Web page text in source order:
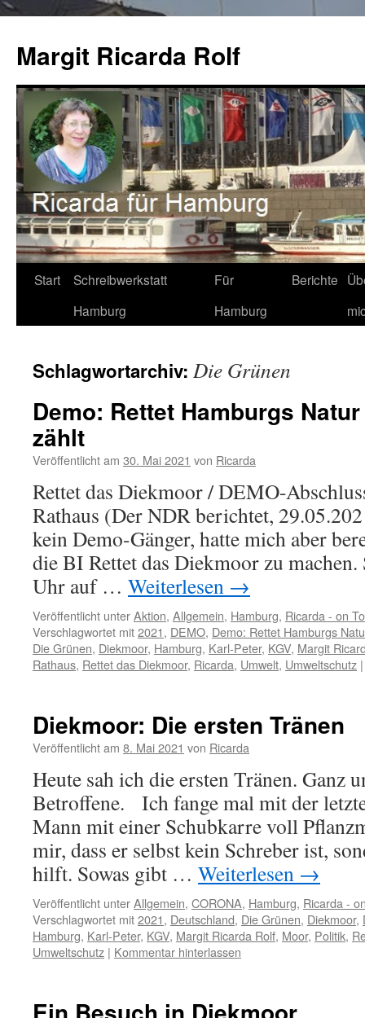
springen
Margit Ricarda Rolf
Start
Schreibwerkstatt
Hamburg
Für
Hamburg
Berichte
Schlagwortarchiv: Die Grünen
Demo: Rettet Hamburgs
zählt
Veröffentlicht am 30. Mai 2021 von Ricarda
Rettet das Diekmoor / DEMO-
Rathaus (Der NDR berichtet,
kein Demo-Gänger, hatte mich aber
die BI Rettet das Diekmoor zu
Uhr auf … Weiterlesen →
Veröffentlicht unterAktion, Allgemein, Hamburg, Ricarda - on
Verschlagwortet mit2021, DEMO, Demo: Rettet Hamburgs
Die Grünen, Diekmoor, Hamburg, Karl-Peter, KGV, Margit
Rathaus, Rettet das Diekmoor, Ricarda, Umwelt, Umweltschutz |
Diekmoor: Die ersten Tränen
Veröffentlicht am 8. Mai 2021 von Ricarda
Heute sah ich die ersten Tränen. Ganz
Betroffene. Ich fange mal mit der
Mann mit einer Schubkarre voll
mir, dass er selbst kein Schreber ist,
hilft. Sowas gibt … Weiterlesen →
Veröffentlicht unterAllgemein, CORONA, Hamburg, Ricarda -
Verschlagwortet mit2021, Deutschland, Die Grünen, Diekmoor,
Hamburg, Karl-Peter, KGV, Margit Ricarda Rolf, Moor, Politik,
Umweltschutz | Kommentar hinterlassen